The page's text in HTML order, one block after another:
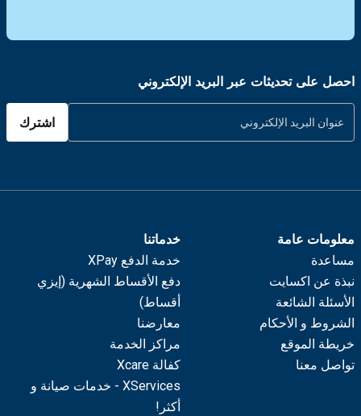
احصل على تحديثات عبر البريد الإلكتروني
اشترك
معلومات عامة
مساعدة
نبذة عن اكسايت
الأسئلة الشائعة
الشروط و الأحكام
خريطة الموقع
تواصل معنا
خدماتنا
خدمة الدفع XPay
دفع الأقساط الشهرية (إيزي
أقساط)
معارضنا
مراكز الخدمة
كفالة Xcare
XServices - خدمات صيانة و
أكثر!